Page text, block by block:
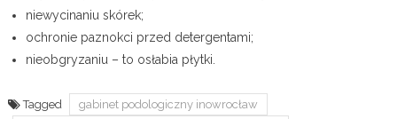
niewycinaniu skórek;
ochronie paznokci przed detergentami;
nieobgryzaniu – to osłabia płytki.
Tagged
gabinet podologiczny inowrocław